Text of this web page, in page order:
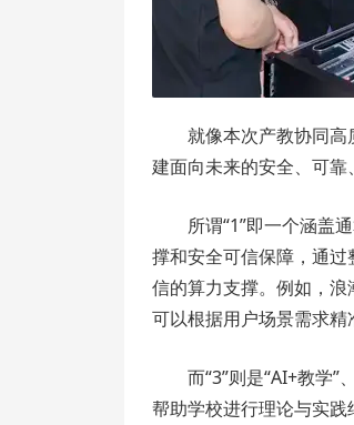
就像本次产教协同高
建面向未来的安全、可靠
所谓“1”即一个涵盖
撑和安全可信保障，通
信的算力支撑。例如，
可以根据用户场景需求精
而“3”则是“AI+教学”
帮助学校进行理论与实